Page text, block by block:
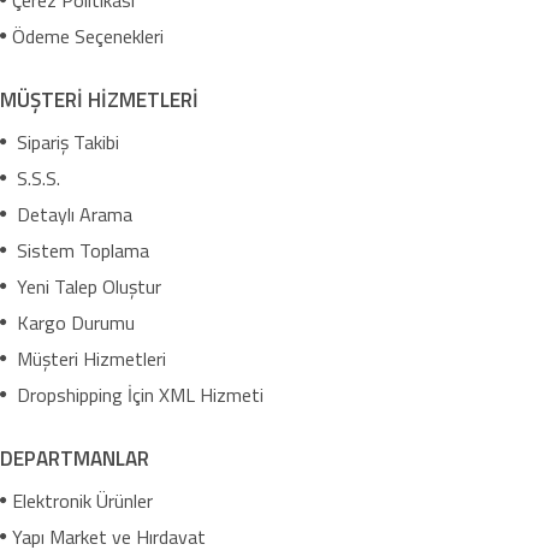
Ödeme Seçenekleri
MÜŞTERİ HİZMETLERİ
Sipariş Takibi
S.S.S.
Detaylı Arama
Sistem Toplama
Yeni Talep Oluştur
Kargo Durumu
Müşteri Hizmetleri
Dropshipping İçin XML Hizmeti
DEPARTMANLAR
Elektronik Ürünler
Yapı Market ve Hırdavat